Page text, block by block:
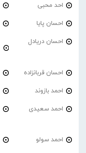
احد محبی
احسان پایا
احسان دریادل
احسان قربانزاده
احمد بازوند
احمد سعیدی
احمد سولو